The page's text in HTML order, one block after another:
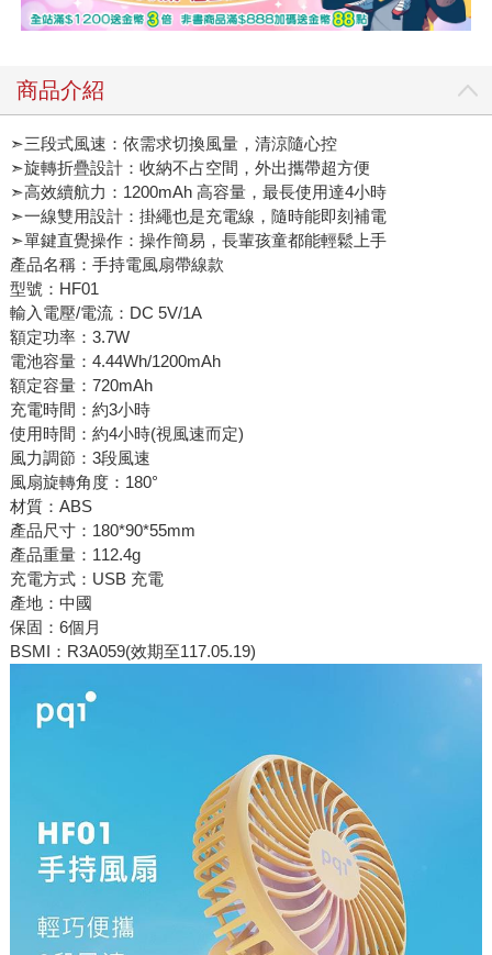
商品介紹
➣三段式風速：依需求切換風量，清涼隨心控
➣旋轉折疊設計：收納不占空間，外出攜帶超方便
➣高效續航力：1200mAh 高容量，最長使用達4小時
➣一線雙用設計：掛繩也是充電線，隨時能即刻補電
➣單鍵直覺操作：操作簡易，長輩孩童都能輕鬆上手
產品名稱：手持電風扇帶線款
型號：HF01
輸入電壓/電流：DC 5V/1A
額定功率：3.7W
電池容量：4.44Wh/1200mAh
額定容量：720mAh
充電時間：約3小時
使用時間：約4小時(視風速而定)
風力調節：3段風速
風扇旋轉角度：180°
材質：ABS
產品尺寸：180*90*55mm
產品重量：112.4g
充電方式：USB 充電
產地：中國
保固：6個月
BSMI：R3A059(效期至117.05.19)